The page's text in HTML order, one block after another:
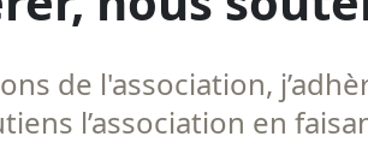
de l'association,
l’association en